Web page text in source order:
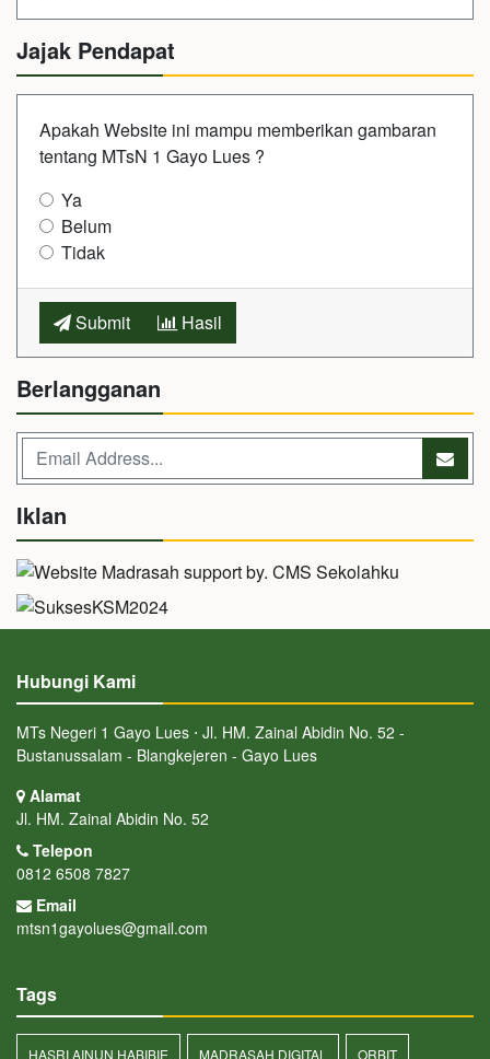
Jajak Pendapat
Apakah Website ini mampu memberikan gambaran
tentang MTsN 1 Gayo Lues ?
Ya
Belum
Tidak
Submit Hasil
Berlangganan
Iklan
Hubungi Kami
MTs Negeri 1 Gayo Lues ⋅ Jl. HM. Zainal Abidin No. 52 -
Bustanussalam - Blangkejeren - Gayo Lues
Alamat
Jl. HM. Zainal Abidin No. 52
Telepon
0812 6508 7827
Email
mtsn1gayolues@gmail.com
Tags
HASRI AINUN HABIBIE MADRASAH DIGITAL ORBIT